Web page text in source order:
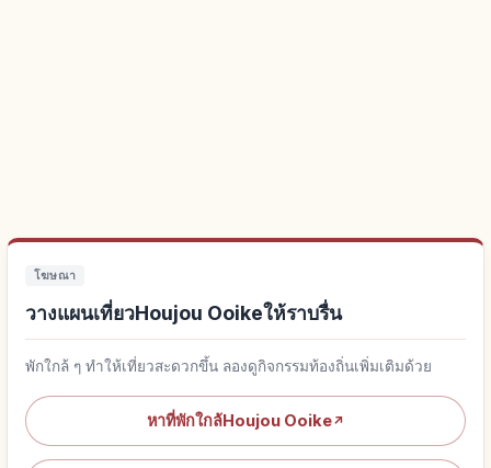
โฆษณา
วางแผนเที่ยวHoujou Ooikeให้ราบรื่น
พักใกล้ ๆ ทำให้เที่ยวสะดวกขึ้น ลองดูกิจกรรมท้องถิ่นเพิ่มเติมด้วย
หาที่พักใกล้Houjou Ooike↗